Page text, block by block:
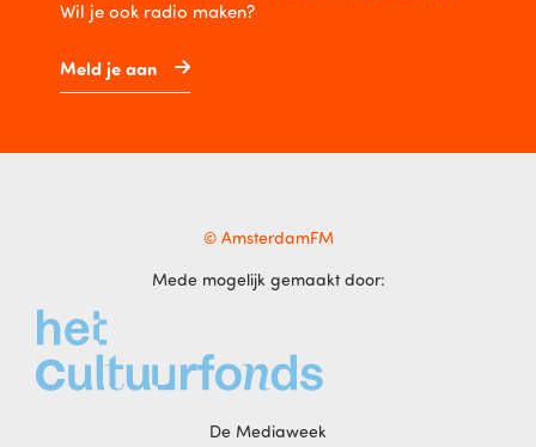
Wil je ook radio maken?
Meld je aan
© AmsterdamFM
Mede mogelijk gemaakt door:
De Mediaweek